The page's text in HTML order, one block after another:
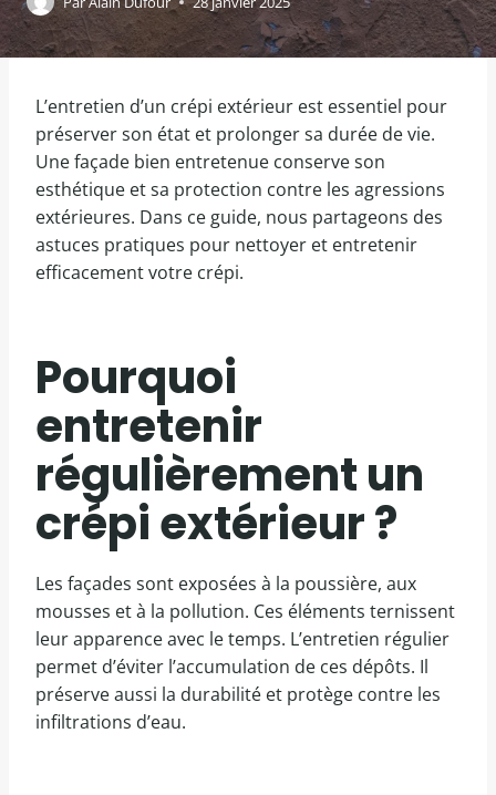
L’entretien d’un crépi extérieur est essentiel pour
préserver son état et prolonger sa durée de vie.
Une façade bien entretenue conserve son
esthétique et sa protection contre les agressions
extérieures. Dans ce guide, nous partageons des
astuces pratiques pour nettoyer et entretenir
efficacement votre crépi.
Pourquoi
entretenir
régulièrement un
crépi extérieur ?
Les façades sont exposées à la poussière, aux
mousses et à la pollution. Ces éléments ternissent
leur apparence avec le temps. L’entretien régulier
permet d’éviter l’accumulation de ces dépôts. Il
préserve aussi la durabilité et protège contre les
infiltrations d’eau.